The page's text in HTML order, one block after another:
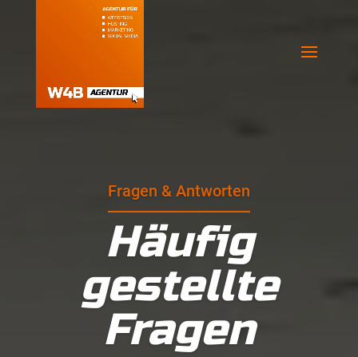
Fragen & Antworten
Häufig
gestellte
Fragen